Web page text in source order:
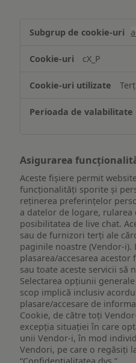
și/sau
informațiilor
pe
dispozitiv
cX_P
Terț
Asigurarea
Aceste fișiere permit
funcționalități sporite și
reţinerea preferinţelor
a datelor de logare, rularea
posibilitatea de live chat.
sau de furnizori terți ale
paginile noastre (Vendor-i).
plasarea/accesarea
sau toate aceste servicii să
Selectarea opțiunii
scop implică inclusiv
plasare/accesare de
Cookie, de către toți
excepția situației în care
unii Vendor-i, în mod
Vendori, pe care o regăsiți